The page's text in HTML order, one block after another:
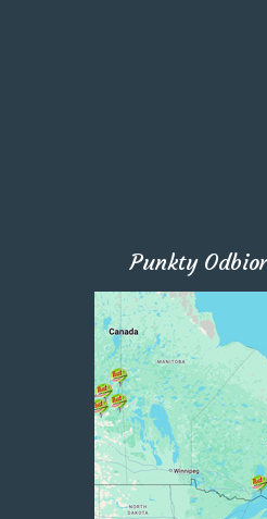
Punkty